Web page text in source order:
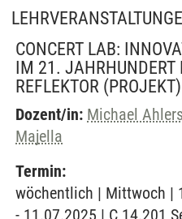
CONCERT LAB:
IM 21. JAHRHUNDERT
REFLEKTOR (PROJEKT)
Dozent/in: Michael Ahlers
Majella
Termin:
wöchentlich | Mittwoch |
- 11.07.2025 | C 14.201